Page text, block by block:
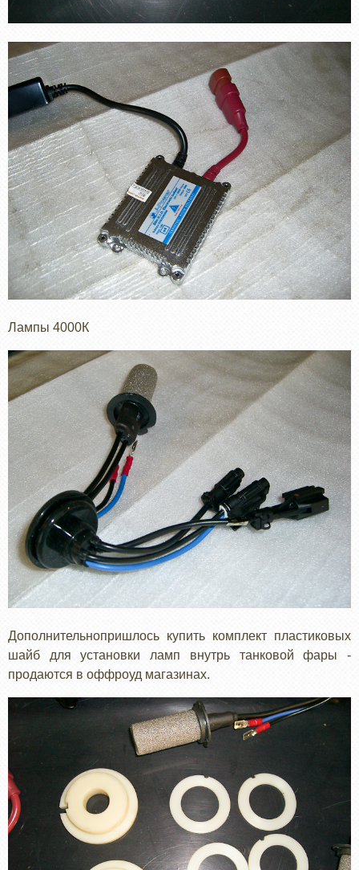
Лампы 4000К
Дополнительнопришлось купить комплект пластиковых
шайб для установки ламп внутрь танковой фары -
продаются в оффроуд магазинах.